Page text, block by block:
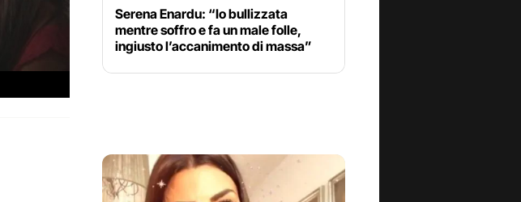
Serena Enardu: “Io bullizzata
mentre soffro e fa un male folle,
ingiusto l’accanimento di massa”